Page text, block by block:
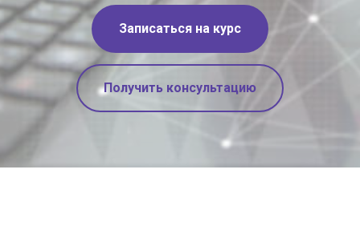
Записаться на курс
Получить консультацию